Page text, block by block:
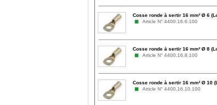
Cosse ronde à sertir 16 mm² Ø 6
Article N° 4400.16.6.100
Cosse ronde à sertir 16 mm² Ø 8
Article N° 4400.16.8.100
Cosse ronde à sertir 16 mm² Ø 10
Article N° 4400.16.10.100